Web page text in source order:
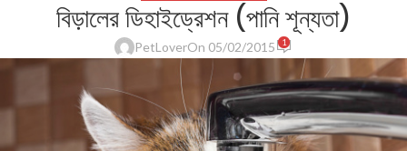
বিড়ালের ডিহাইড্রেশন (পানি শূন্যতা)
PetLoverOn 05/02/2015 1